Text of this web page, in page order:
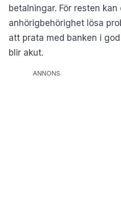
betalningar. För resten
anhörigbehörighet lösa
att prata med banken i
blir akut.
ANNONS